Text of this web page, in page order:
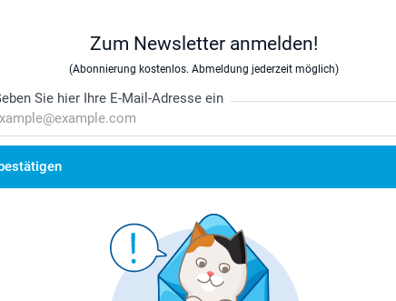
Zum Newsletter anmelden!
(Abonnierung kostenlos. Abmeldung jederzeit möglich)
Sie hier Ihre E-Mail-Adresse ein